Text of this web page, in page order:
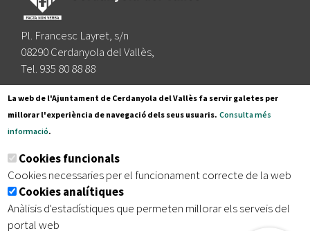
Pl. Francesc Layret, s/n
08290 Cerdanyola del Vallès,
Tel. 935 80 88 88
Segueix-nos a:
Subscriu-te al nostre butlletí
Inici | Avís legal | Protecció de dades
| Accessibilitat
La web de l'Ajuntament de Cerdanyola del Vallès fa servir galetes per
millorar l'experiència de navegació dels seus usuaris. Consulta més
informació.
Cookies funcionals
Cookies necessaries per el funcionament correcte de la web
Cookies analítiques
Anàlisis d'estadístiques que permeten millorar els serveis del
portal web